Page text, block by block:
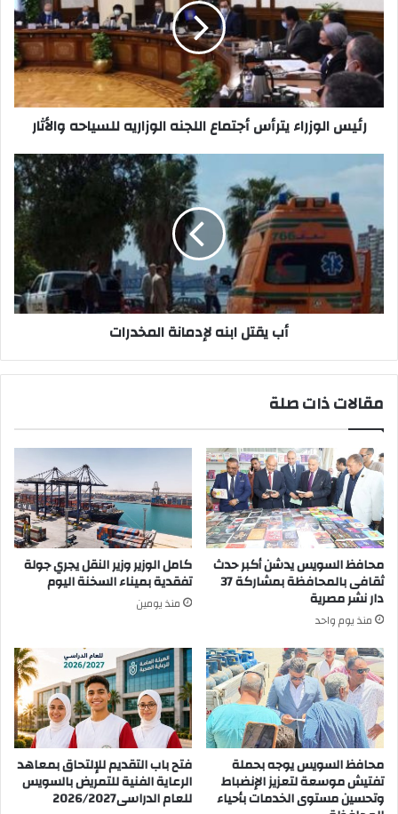
أجتماع
اللجنه
الوزاريه
للسياحه
والأثار
رئيس الوزراء يترأس أجتماع اللجنه الوزاريه للسياحه والأثار
أب
لإدمانة
المخدرات
أب يقتل ابنه لإدمانة المخدرات
مقالات ذات صلة
محافظ السويس يدشن أكبر حدث
ثقافى بالمحافظة بمشاركة 37
دار نشر مصرية
منذ يوم واحد
كامل الوزير وزير النقل يجري جولة
تفقدية بميناء السخنة اليوم
منذ يومين
محافظ السويس يوجه بحملة
تفتيش موسعة لتعزيز الإنضباط
وتحسين مستوى الخدمات بأحياء
فتح باب التقديم للإلتحاق بمعاهد
الرعاية الفنية للتمريض بالسويس
للعام الدراسى2026/2027